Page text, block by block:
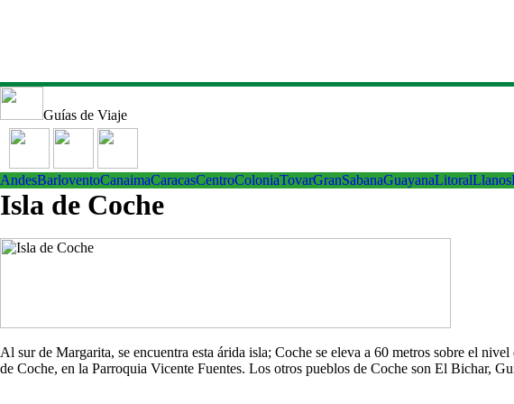
Guías de Viaje
AndesBarloventoCanaimaCaracasCentroColoniaTovarGranSabanaGuayanaLitoralLlanos
Isla de Coche
Al sur de Margarita, se encuentra esta árida isla; Coche se eleva a 60 metros sobre el
de Coche, en la Parroquia Vicente Fuentes. Los otros pueblos de Coche son El Bichar,